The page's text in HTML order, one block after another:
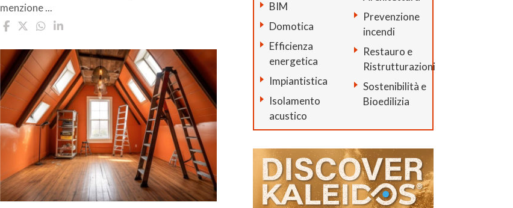
menzione ...
BIM
Domotica
Efficienza
energetica
Impiantistica
Isolamento
acustico
Prevenzione
incendi
Restauro e
Ristrutturazioni
Sostenibilità e
Bioedilizia